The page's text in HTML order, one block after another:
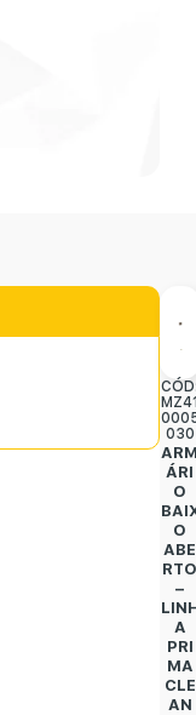
030
ÁRI
O
O
ABE
–
A
PRI
MA
CLE
AN